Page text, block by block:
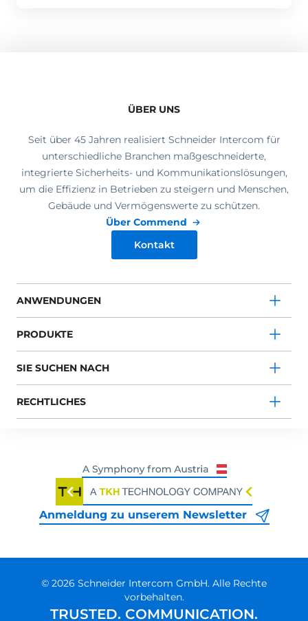
ÜBER UNS
Seit über 45 Jahren realisiert Schneider Intercom für
unterschiedliche Branchen maßgeschneiderte,
integrierte Sicherheits- und Kommunikationslösungen,
um die Effizienz in Betrieben zu steigern und Menschen,
Gebäude und Vermögenswerte zu schützen.
Über Commend
Kontakt
ANWENDUNGEN
PRODUKTE
SIE SUCHEN NACH
RECHTLICHES
Anmeldung zu unserem Newsletter
© 2026 Schneider Intercom GmbH. Alle Rechte
vorbehalten.
TRUSTED. COMMUNICATION.